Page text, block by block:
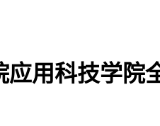
用科技学院